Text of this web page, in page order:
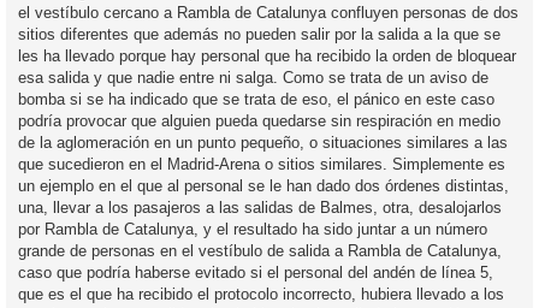
el vestíbulo cercano a Rambla de Catalunya confluyen personas de dos
sitios diferentes que además no pueden salir por la salida a la que se
les ha llevado porque hay personal que ha recibido la orden de bloquear
esa salida y que nadie entre ni salga. Como se trata de un aviso de
bomba si se ha indicado que se trata de eso, el pánico en este caso
podría provocar que alguien pueda quedarse sin respiración en medio
de la aglomeración en un punto pequeño, o situaciones similares a las
que sucedieron en el Madrid-Arena o sitios similares. Simplemente es
un ejemplo en el que al personal se le han dado dos órdenes distintas,
una, llevar a los pasajeros a las salidas de Balmes, otra, desalojarlos
por Rambla de Catalunya, y el resultado ha sido juntar a un número
grande de personas en el vestíbulo de salida a Rambla de Catalunya,
caso que podría haberse evitado si el personal del andén de línea 5,
que es el que ha recibido el protocolo incorrecto, hubiera llevado a los